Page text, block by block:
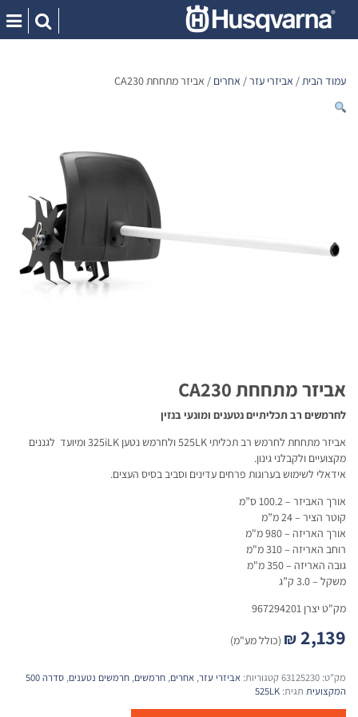
content
עמוד הבית/ אביזרי עזר/ אחרים / אביזר מתחחת CA230
אביזר מתחחת CA230
לחרמשים רב תכליתיים נטענים ומונעי בנזין
אביזר מתחחת לחרמש רב תכליתי 525LK ולחרמש נטען 325iLK ומיועד לגננים
מקצועיים ולקבלני גינון.
אידאלי לשימוש בערוגות פרחים עדינים וסביב בסיס העצים.
אורך האביזר – 100.2 ס”מ
קוטר הציר – 24 מ”מ
אורך האריזה – 980 מ"מ
רוחב האריזה – 310 מ"מ
גובה האריזה – 350 מ"מ
משקל – 3.0 ק”ג
מק"ט יצרן 967294201
₪ 2,139 (כולל מע"מ)
מק"ט: 63125230קטגוריות: אביזרי עזר, אחרים, חרמשים, חרמשים נטענים,
סדרה 500
המקצועית תגית: 525LK